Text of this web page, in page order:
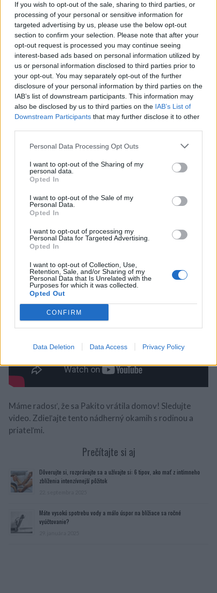
If you wish to opt-out of the sale, sharing to third parties, or
processing of your personal or sensitive information for
targeted advertising by us, please use the below opt-out
section to confirm your selection. Please note that after your
opt-out request is processed you may continue seeing
interest-based ads based on personal information utilized by
us or personal information disclosed to third parties prior to
your opt-out. You may separately opt-out of the further
disclosure of your personal information by third parties on the
IAB’s list of downstream participants. This information may
also be disclosed by us to third parties on the IAB’s List of
Downstream Participants that may further disclose it to other
Personal Data Processing Opt Outs
I want to opt-out of the Sharing of my
personal data.
Opted In
I want to opt-out of the Sale of my
Personal Data.
Opted In
I want to opt-out of processing my
Personal Data for Targeted Advertising.
Opted In
I want to opt-out of Collection, Use,
Retention, Sale, and/or Sharing of my
Personal Data that Is Unrelated with the
Purposes for which it was collected.
Opted Out
CONFIRM
Data Deletion Data Access Privacy Policy
jej synovi a že muž ho ju dlho hľadá.” hovorí Ferreyra v
rozhovore pre The Dodo. Žena povedala, že jej syn,
Ariel Naveira, už nedúfal, že ju niekedy uvidí.
Ďalší deň prišiel muž do útulku, aby sa ubezpečil, že je
Papita naozaj jeho pes. Zdalo sa, že Papitu muž
nepresvedčil. Keď ju vzali k majiteľovi, nebola si istá, či
to je on. Skrývala sa za jedným z dobrovoľníkov, ale
stále bola zvedavá. Nakoniec zacítila známu vôňu a
tak šťastná, že začala veselo štekať a vrtieť chvostom.
Máme radosť, že sa Pakito vrátila domov! Sledujte
video. Zdieľajte tento nádherný okamih s rodinou a
priateľmi.
Prečítajte si aj
Dôverujte si, rozprávajte sa a užívajte si: 6 tipov, ako mať z intímneho
zblíženia intenzívnejší pôžitok
Máte vysokú spotrebu vody a málo úspor na blížiace sa ročné
vyúčtovanie?
S
e
a
h
f
o
r
: